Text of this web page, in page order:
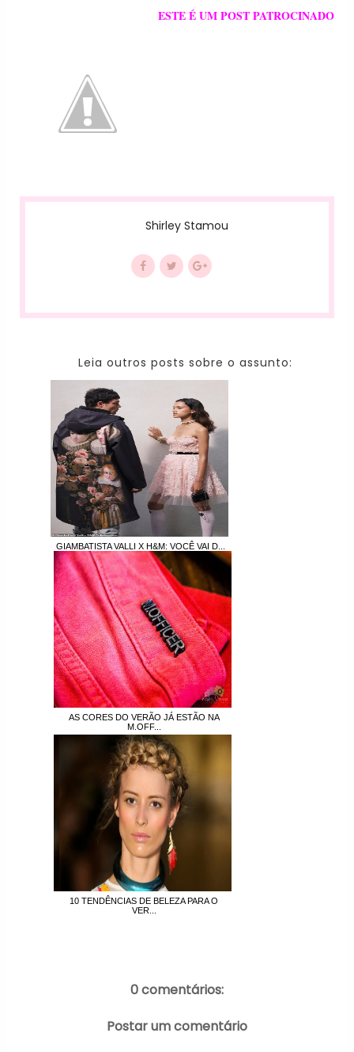
ESTE É UM POST PATROCINADO
Shirley Stamou
Leia outros posts sobre o assunto:
GIAMBATISTA VALLI X H&M: VOCÊ VAI D...
AS CORES DO VERÃO JÁ ESTÃO NA
M.OFF...
10 TENDÊNCIAS DE BELEZA PARA O
VER...
0 comentários:
Postar um comentário